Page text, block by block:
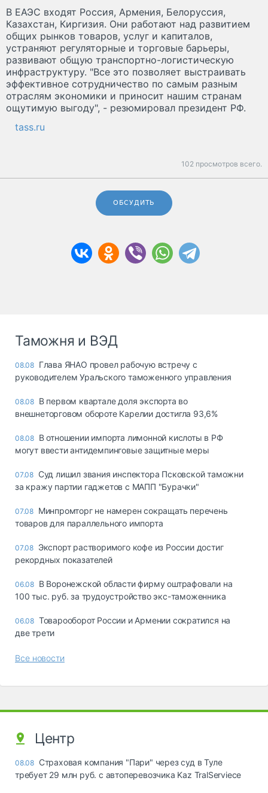
В ЕАЭС входят Россия, Армения, Белоруссия,
Казахстан, Киргизия. Они работают над развитием
общих рынков товаров, услуг и капиталов,
устраняют регуляторные и торговые барьеры,
развивают общую транспортно-логистическую
инфраструктуру. "Все это позволяет выстраивать
эффективное сотрудничество по самым разным
отраслям экономики и приносит нашим странам
ощутимую выгоду", - резюмировал президент РФ.
tass.ru
102 просмотров всего.
ОБСУДИТЬ
Таможня и ВЭД
08.08 Глава ЯНАО провел рабочую встречу с
руководителем Уральского таможенного управления
08.08 В первом квартале доля экспорта во
внешнеторговом обороте Карелии достигла 93,6%
08.08 В отношении импорта лимонной кислоты в РФ
могут ввести антидемпинговые защитные меры
07.08 Суд лишил звания инспектора Псковской таможни
за кражу партии гаджетов с МАПП "Бурачки"
07.08 Минпромторг не намерен сокращать перечень
товаров для параллельного импорта
07.08 Экспорт растворимого кофе из России достиг
рекордных показателей
06.08 В Воронежской области фирму оштрафовали на
100 тыс. руб. за трудоустройство экс-таможенника
06.08 Товарооборот России и Армении сократился на
две трети
Все новости
Центр
08.08 Страховая компания "Пари" через суд в Туле
требует 29 млн руб. с автоперевозчика Kaz TralServiece